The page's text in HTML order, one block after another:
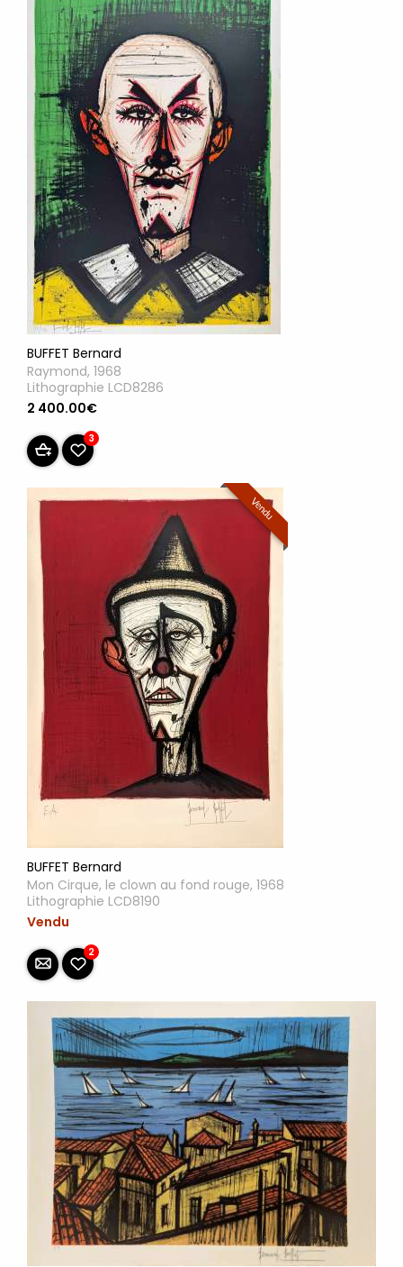
BUFFET Bernard
Raymond, 1968
Lithographie LCD8286
2 400.00€
3
Vendu
BUFFET Bernard
Mon Cirque, le clown au fond rouge, 1968
Lithographie LCD8190
Vendu
2